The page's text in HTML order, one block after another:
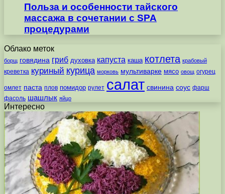
Польза и особенности тайского
массажа в сочетании с SPA
процедурами
Облако меток
борщ говядина гриб духовка капуста каша котлета крабовый
креветка куриный курица морковь мультиварке мясо овощ огурец
омлет паста плов помидор рулет салат свинина соус фарш
фасоль шашлык яйцо
Интересно